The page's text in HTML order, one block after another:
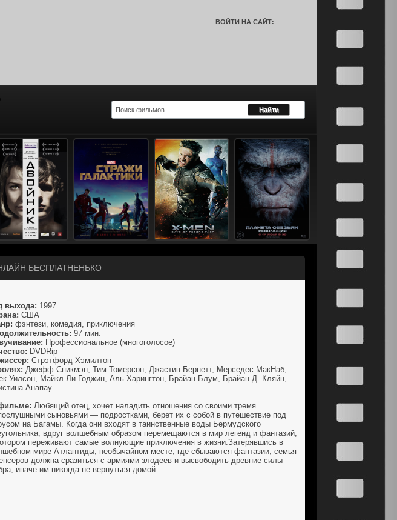
ВОЙТИ НА САЙТ:
БЕСПЛАТНЕНЬКО
выхода: 1997
США
фэнтези, комедия, приключения
97 мин.
Профессиональное (многоголосое)
DVDRip
Стрэтфорд Хэмилтон
Джефф Спикмэн, Тим Томерсон, Джастин Бернетт, Мерседес МакНаб,
Уилсон, Майкл Ли Годжин, Аль Харингтон, Брайан Блум, Брайан Д. Кляйн,
Анапау.
Любящий отец, хочет наладить отношения со своими тремя
сыновьями — подростками, берет их с собой в путешествие под
на Багамы. Когда они входят в таинственные воды Бермудского
вдруг волшебным образом перемещаются в мир легенд и фантазий,
переживают самые волнующие приключения в жизни.Затерявшись в
мире Атлантиды, необычайном месте, где сбываются фантазии, семья
должна сразиться с армиями злодеев и высвободить древние силы
иначе им никогда не вернуться домой.